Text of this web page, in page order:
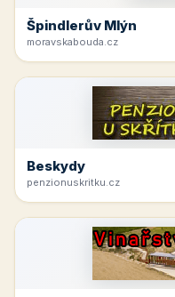
Špindlerův Mlýn
moravskabouda.cz
Beskydy
penzionuskritku.cz